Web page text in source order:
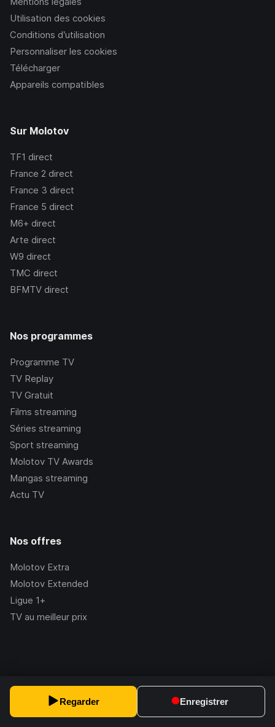
Regarder Enregistrer
Utilisation des cookies
Conditions d’utilisation
Personnaliser les cookies
Télécharger
Appareils compatibles
Sur Molotov
TF1 direct
France 2 direct
France 3 direct
France 5 direct
M6+ direct
Arte direct
W9 direct
TMC direct
BFMTV direct
Nos programmes
Programme TV
TV Replay
TV Gratuit
Films streaming
Séries streaming
Sport streaming
Molotov TV Awards
Mangas streaming
Actu TV
Nos offres
Molotov Extra
Molotov Extended
Ligue 1+
TV au meilleur prix
2.228.1